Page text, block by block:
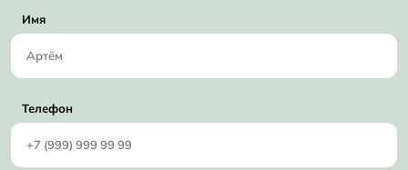
Имя
Телефон